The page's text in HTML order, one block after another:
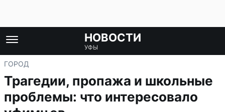
НОВОСТИ
УФЫ
ГОРОД
Трагедии, пропажа и школьные
проблемы: что интересовало